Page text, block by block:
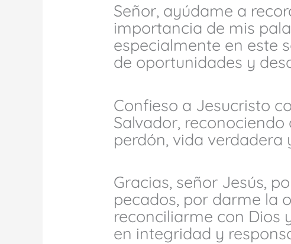
Señor, ayúdame a
importancia de mis
especialmente en este
de oportunidades y
Confieso a Jesucristo
Salvador,
perdón, vida verdadera
Gracias, señor Jesús,
pecados, por darme la
reconciliarme con Dios
en integridad y